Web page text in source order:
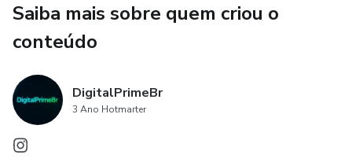
Saiba mais sobre quem criou o
conteúdo
DigitalPrimeBr
3 Ano Hotmarter